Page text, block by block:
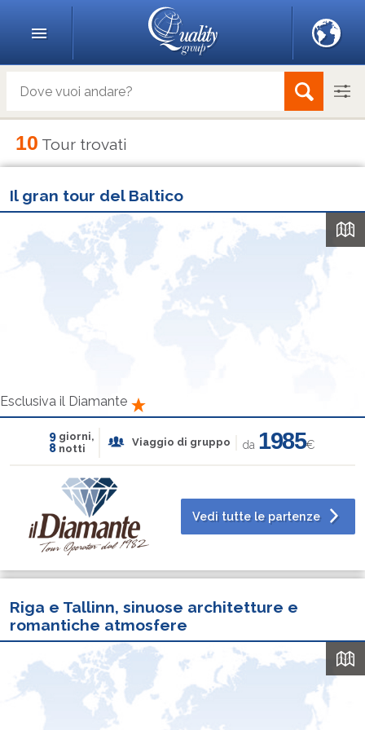
10 Tour trovati
Il gran tour del Baltico
Esclusiva il Diamante
9giorni,
8notti
Viaggio di gruppo da 1985€
Vedi tutte le partenze
Riga e Tallinn, sinuose architetture e
romantiche atmosfere